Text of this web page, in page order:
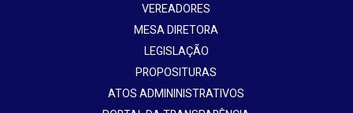
VEREADORES
MESA DIRETORA
LEGISLAÇÃO
PROPOSITURAS
ATOS ADMININISTRATIVOS